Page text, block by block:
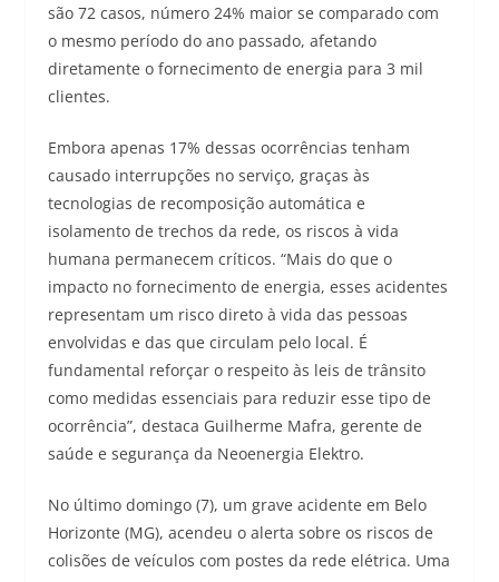
são 72 casos, número 24% maior se comparado com
o mesmo período do ano passado, afetando
diretamente o fornecimento de energia para 3 mil
clientes.
Embora apenas 17% dessas ocorrências tenham
causado interrupções no serviço, graças às
tecnologias de recomposição automática e
isolamento de trechos da rede, os riscos à vida
humana permanecem críticos. “Mais do que o
impacto no fornecimento de energia, esses acidentes
representam um risco direto à vida das pessoas
envolvidas e das que circulam pelo local. É
fundamental reforçar o respeito às leis de trânsito
como medidas essenciais para reduzir esse tipo de
ocorrência”, destaca Guilherme Mafra, gerente de
saúde e segurança da Neoenergia Elektro.
No último domingo (7), um grave acidente em Belo
Horizonte (MG), acendeu o alerta sobre os riscos de
colisões de veículos com postes da rede elétrica. Uma